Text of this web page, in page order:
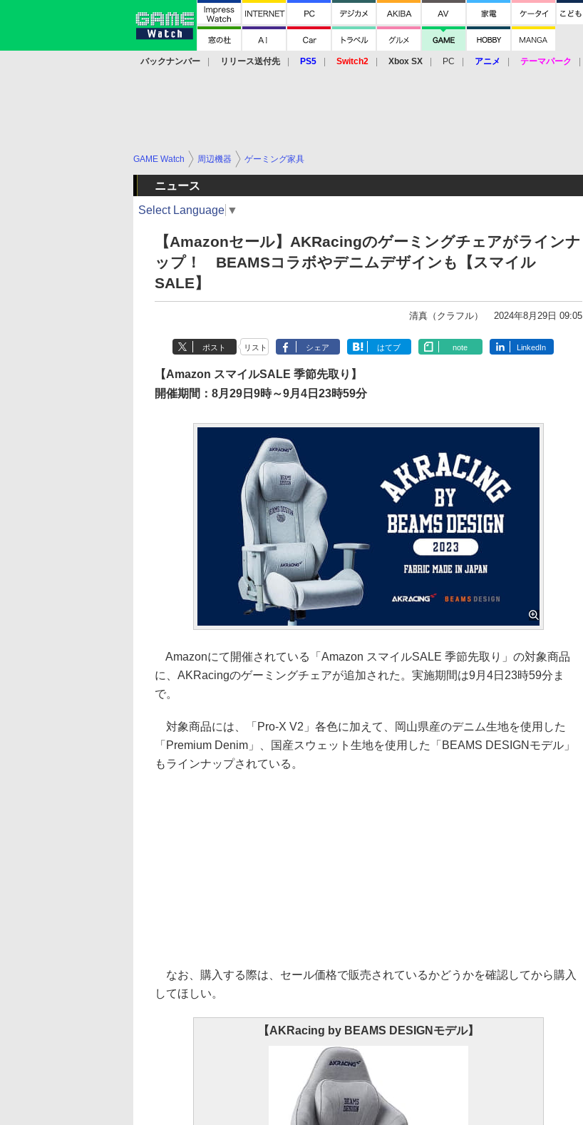
バックナンバー リリース送付先 PS5 Switch2 Xbox SX PC アニメ テーマパーク
GAME Watch 周辺機器 ゲーミング家具
ニュース
Select Language ▼
【Amazonセール】AKRacingのゲーミングチェアがラインナ
ップ！ BEAMSコラボやデニムデザインも【スマイル
SALE】
清真（クラフル） 2024年8月29日 09:05
ポスト リスト シェア はてブ note LinkedIn
【Amazon スマイルSALE 季節先取り】
開催期間：8月29日9時～9月4日23時59分
Amazonにて開催されている「Amazon スマイルSALE 季節先取り」の対象商品
に、AKRacingのゲーミングチェアが追加された。実施期間は9月4日23時59分ま
で。
対象商品には、「Pro-X V2」各色に加えて、岡山県産のデニム生地を使用した
「Premium Denim」、国産スウェット生地を使用した「BEAMS DESIGNモデル」
もラインナップされている。
なお、購入する際は、セール価格で販売されているかどうかを確認してから購入
してほしい。
【AKRacing by BEAMS DESIGNモデル】